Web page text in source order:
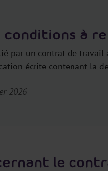
conditions à
par un contrat de travail
écrite contenant la
2026
le